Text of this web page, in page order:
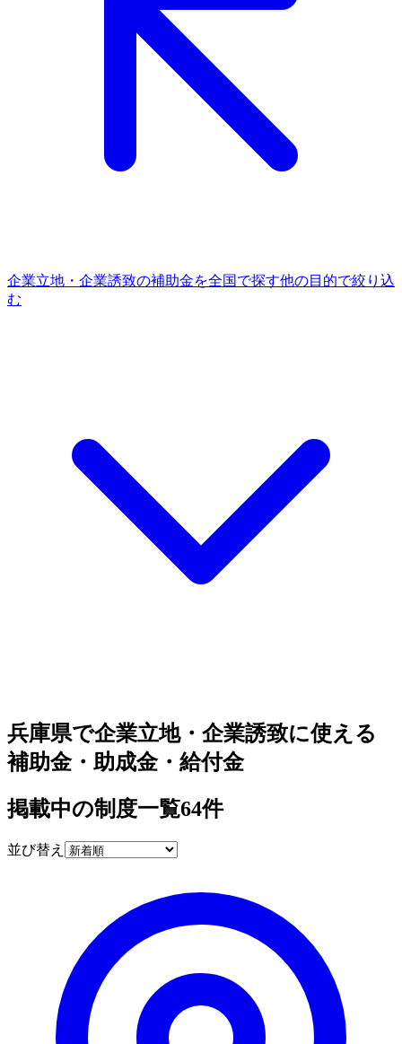
企業立地・企業誘致の補助金を全国で探す他の目的で絞り込
む
兵庫県で企業立地・企業誘致に使える
補助金・助成金・給付金
掲載中の制度一覧64件
並び替え